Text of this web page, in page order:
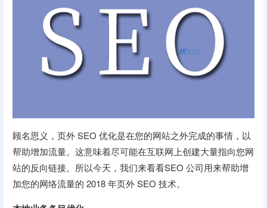
顾名思义，页外 SEO 优化是在您的网站之外完成的事情，以
帮助增加流量。这意味着尽可能在互联网上创建大量指向您网
站的反向链接。所以今天，我们来看看SEO 公司用来帮助增
加您的网络流量的 2018 年页外 SEO 技术。